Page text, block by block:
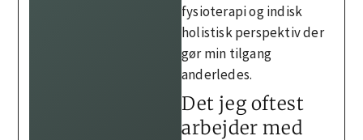
fysioterapi og indisk
holistisk perspektiv der
gør min tilgang
anderledes.
Det jeg oftest
arbejder med